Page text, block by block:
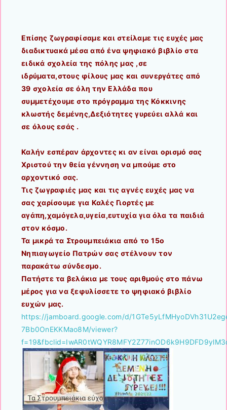
Επίσης ζωγραφίσαμε και στείλαμε τις ευχές μας
διαδικτυακά μέσα από ένα ψηφιακό βιβλίο στα
ειδικά σχολεία της πόλης μας ,σε
ιδρύματα,στους φίλους μας και συνεργάτες από
39 σχολεία σε όλη την Ελλάδα που
συμμετέχουμε στο πρόγραμμα της Κόκκινης
κλωστής δεμένης,Δεξιότητες γυρεύει αλλά και
σε όλους εσάς .
Καλήν εσπέραν άρχοντες κι αν είναι ορισμό σας
Χριστού την θεία γέννηση να μπούμε στο
αρχοντικό σας.
Τις ζωγραφιές μας και τις αγνές ευχές μας να
σας χαρίσουμε για Καλές Γιορτές με
αγάπη,χαμόγελα,υγεία,ευτυχία για όλα τα παιδιά
στον κόσμο.
Τα μικρά τα Στρουμπειάκια από το 15ο
Νηπιαγωγείο Πατρών σας στέλνουν τον
παρακάτω σύνδεσμο.
Πατήστε τα βελάκια με τους αριθμούς στο πάνω
μέρος για να ξεφυλίσσετε το ψηφιακό βιβλίο
ευχών μας.
https://jamboard.google.com/d/
7Bb0OnEKKMao8M/viewer?